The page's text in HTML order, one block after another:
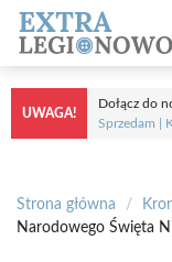
Przejdź
treści
UWAGA!
Dołącz do
Sprzedam |
Strona główna /
Narodowego Święta